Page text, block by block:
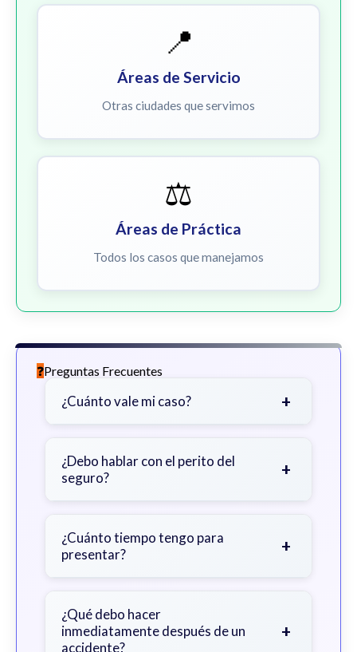
📍
Áreas de Servicio
Otras ciudades que servimos
⚖️
Áreas de Práctica
Todos los casos que manejamos
Preguntas Frecuentes
¿Cuánto vale mi caso? +
gravedad de sus lesiones, facturas
médicas, tiempo fuera del trabajo y
¿Debo hablar con el perito del
seguro?
+
primero con un abogado para evitar
declaraciones que perjudiquen su
¿Cuánto tiempo tengo para
presentar?
+
con excepciones. Consulte para
obtener orientación específica.
¿Qué debo hacer
inmediatamente después de un
accidente?
+